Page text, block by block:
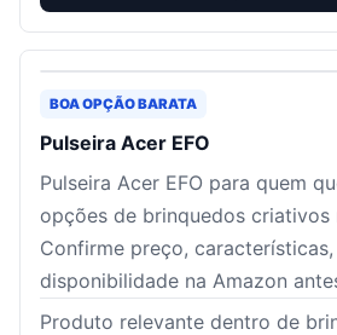
BOA OPÇÃO BARATA
Pulseira Acer EFO
Pulseira Acer EFO para quem
opções de brinquedos criativos
Confirme preço,
disponibilidade na Amazon
Produto relevante dentro de